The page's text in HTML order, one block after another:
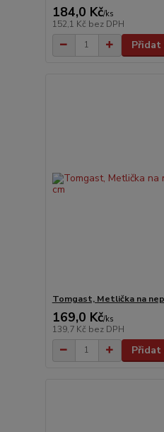
184,0 Kč/ks
152,1 Kč bez DPH
Přidat
Tomgast, Metlička na
169,0 Kč/ks
139,7 Kč bez DPH
Přidat